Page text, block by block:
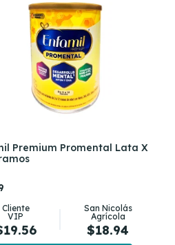
Premium Promental Lata X
Cliente
VIP
San Nicolás
Agrícola
$18.94